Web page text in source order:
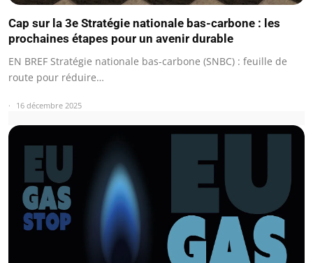
Cap sur la 3e Stratégie nationale bas-carbone : les
prochaines étapes pour un avenir durable
EN BREF Stratégie nationale bas-carbone (SNBC) : feuille de
route pour réduire…
16 décembre 2025